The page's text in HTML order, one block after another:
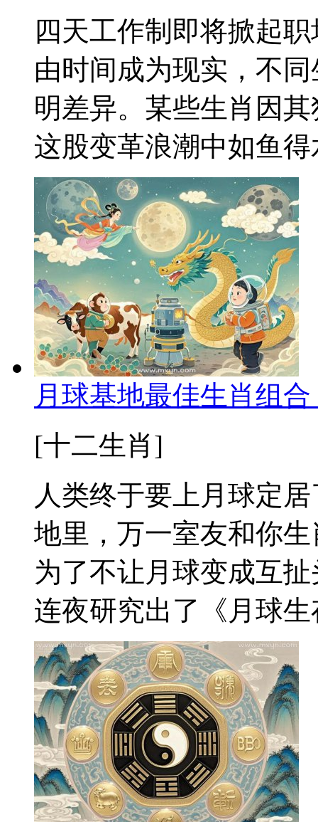
四天工作制即将掀起
由时间成为现实，不
明差异。某些生肖因
这股变革浪潮中如鱼
月球基地最佳生肖组
[十二生肖]
人类终于要上月球定
地里，万一室友和你
为了不让月球变成互
连夜研究出了《月球